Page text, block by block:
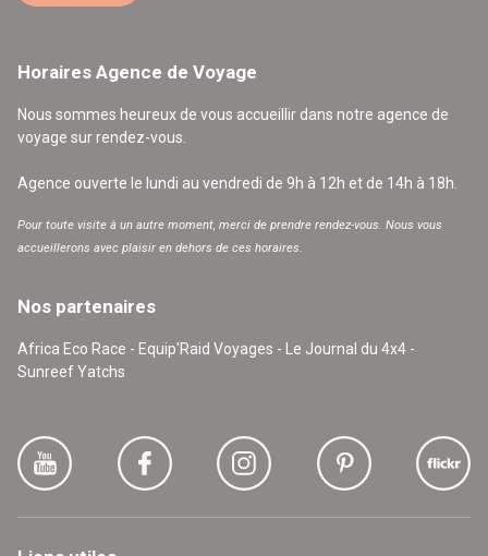
Horaires Agence de Voyage
Nous sommes heureux de vous accueillir dans notre agence de
voyage sur rendez-vous.
Agence ouverte le lundi au vendredi de 9h à 12h et de 14h à 18h.
Pour toute visite à un autre moment, merci de prendre rendez-vous. Nous vous
accueillerons avec plaisir en dehors de ces horaires.
Nos partenaires
Africa Eco Race - Equip'Raid Voyages - Le Journal du 4x4 -
Sunreef Yatchs